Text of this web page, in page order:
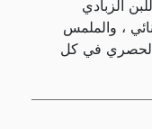
الزبادي
، والملمس
الحصري في كل